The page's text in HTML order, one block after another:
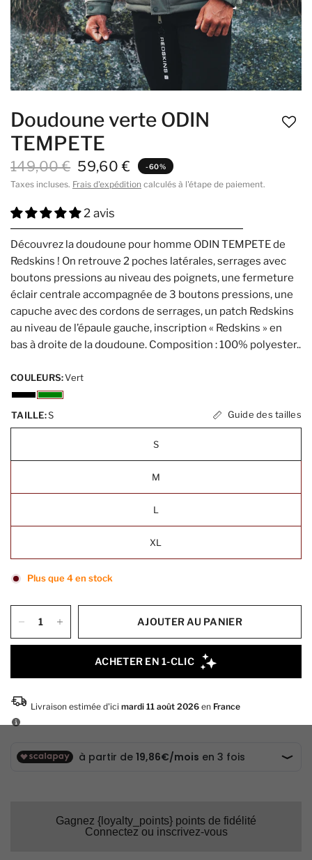
Doudoune verte ODIN
TEMPETE
149,00 € 59,60 € -60%
Taxes incluses. Frais d'expédition calculés à l'étape de paiement.
2 avis
Découvrez la doudoune pour homme ODIN TEMPETE de
Redskins ! On retrouve 2 poches latérales, serrages avec
boutons pressions au niveau des poignets, une fermeture
éclair centrale accompagnée de 3 boutons pressions, une
capuche avec des cordons de serrages, un patch Redskins
au niveau de l’épaule gauche, inscription « Redskins » en
bas à droite de la doudoune. Composition : 100% polyester..
COULEURS:Vert
TAILLE:S Guide des tailles
S
M
L
XL
Plus que 4 en stock
AJOUTER AU PANIER
Gagnez {loyalty_points} points de fidélité
Connectez ou inscrivez-vous